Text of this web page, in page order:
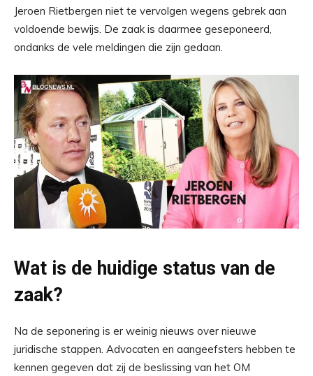
Jeroen Rietbergen niet te vervolgen wegens gebrek aan
voldoende bewijs. De zaak is daarmee geseponeerd,
ondanks de vele meldingen die zijn gedaan.
Wat is de huidige status van de
zaak?
Na de seponering is er weinig nieuws over nieuwe
juridische stappen. Advocaten en aangeefsters hebben te
kennen gegeven dat zij de beslissing van het OM